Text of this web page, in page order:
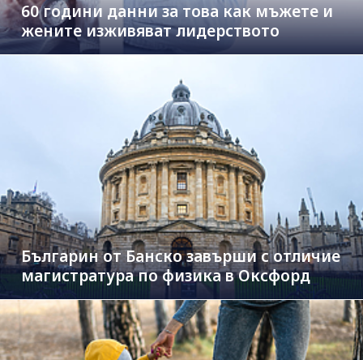
60 години данни за това как мъжете и
жените изживяват лидерството
Българин от Банско завърши с отличие
магистратура по физика в Оксфорд